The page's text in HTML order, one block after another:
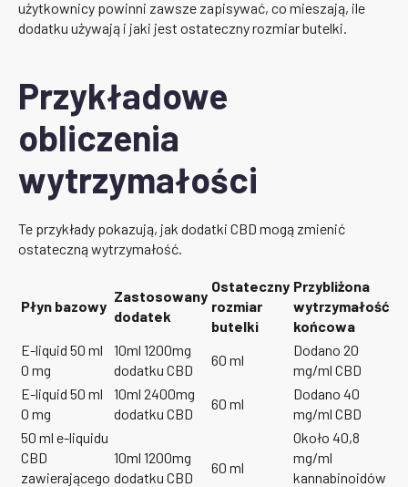
użytkownicy powinni zawsze zapisywać, co mieszają, ile
dodatku używają i jaki jest ostateczny rozmiar butelki.
Przykładowe
obliczenia
wytrzymałości
Te przykłady pokazują, jak dodatki CBD mogą zmienić
ostateczną wytrzymałość.
Płyn bazowy
Zastosowany
dodatek
Ostateczny
rozmiar
butelki
Przybliżona
wytrzymałość
końcowa
E-liquid 50 ml
0 mg
10ml 1200mg
dodatku CBD
60 ml
Dodano 20
mg/ml CBD
E-liquid 50 ml
0 mg
10ml 2400mg
dodatku CBD
60 ml
Dodano 40
mg/ml CBD
50 ml e-liquidu
CBD
zawierającego
10ml 1200mg
dodatku CBD
60 ml
Około 40,8
mg/ml
kannabinoidów